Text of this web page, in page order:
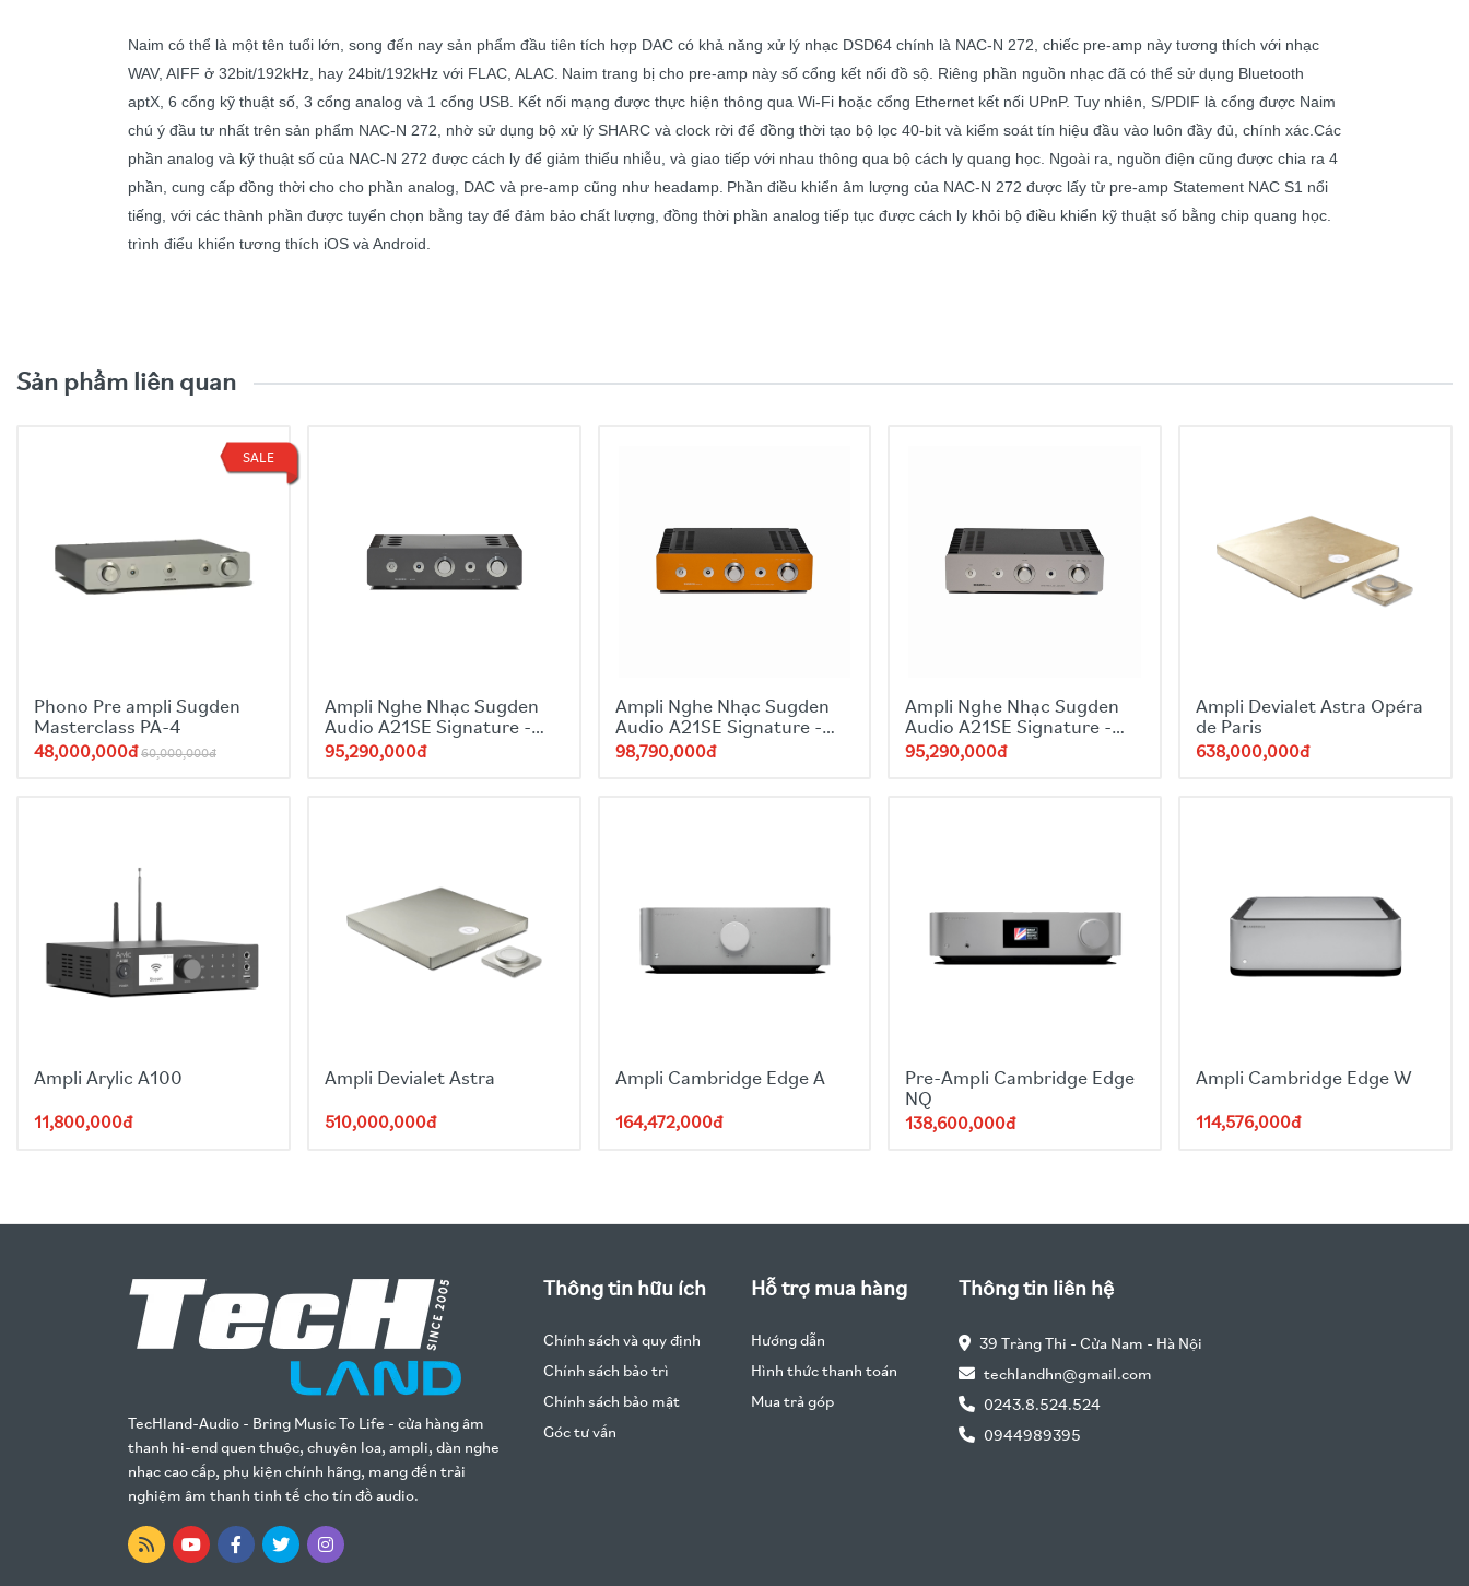
Naim có thể là một tên tuổi lớn, song đến nay sản phẩm đầu tiên tích hợp DAC có khả năng xử lý nhạc DSD64 chính là NAC-N 272, chiếc pre-amp này tương thích với nhạc
WAV, AIFF ở 32bit/192kHz, hay 24bit/192kHz với FLAC, ALAC. Naim trang bị cho pre-amp này số cổng kết nối đồ sộ. Riêng phần nguồn nhạc đã có thể sử dụng Bluetooth
aptX, 6 cổng kỹ thuật số, 3 cổng analog và 1 cổng USB. Kết nối mạng được thực hiện thông qua Wi-Fi hoặc cổng Ethernet kết nối UPnP. Tuy nhiên, S/PDIF là cổng được Naim
chú ý đầu tư nhất trên sản phẩm NAC-N 272, nhờ sử dụng bộ xử lý SHARC và clock rời để đồng thời tạo bộ lọc 40-bit và kiểm soát tín hiệu đầu vào luôn đầy đủ, chính xác.Các
phần analog và kỹ thuật số của NAC-N 272 được cách ly để giảm thiểu nhiễu, và giao tiếp với nhau thông qua bộ cách ly quang học. Ngoài ra, nguồn điện cũng được chia ra 4
phần, cung cấp đồng thời cho cho phần analog, DAC và pre-amp cũng như headamp. Phần điều khiển âm lượng của NAC-N 272 được lấy từ pre-amp Statement NAC S1 nổi
tiếng, với các thành phần được tuyển chọn bằng tay để đảm bảo chất lượng, đồng thời phần analog tiếp tục được cách ly khỏi bộ điều khiển kỹ thuật số bằng chip quang học.
trình điểu khiển tương thích iOS và Android.
Kết nối không dây : Wifi. Bluetooth aptX, UPnP
DAC : 24-32bits/192kHz
Kích thước : 87 x 432 x 314mm
Sản phẩm liên quan
SALE
Phono Pre ampli Sugden
Masterclass PA-4
48,000,000đ 60,000,000đ
Ampli Nghe Nhạc Sugden
Audio A21SE Signature -
Gray
95,290,000đ
Ampli Nghe Nhạc Sugden
Audio A21SE Signature -
Orange
98,790,000đ
Ampli Nghe Nhạc Sugden
Audio A21SE Signature -
Titan
95,290,000đ
Ampli Devialet Astra Opéra
de Paris
638,000,000đ
Ampli Arylic A100
11,800,000đ
Ampli Devialet Astra
510,000,000đ
Ampli Cambridge Edge A
164,472,000đ
Pre-Ampli Cambridge Edge
NQ
138,600,000đ
Ampli Cambridge Edge W
114,576,000đ
TecHland-Audio - Bring Music To Life - cửa hàng âm
thanh hi-end quen thuộc, chuyên loa, ampli, dàn nghe
nhạc cao cấp, phụ kiện chính hãng, mang đến trải
nghiệm âm thanh tinh tế cho tín đồ audio.
Thông tin hữu ích
Chính sách và quy định
Chính sách bảo trì
Chính sách bảo mật
Góc tư vấn
Hỗ trợ mua hàng
Hướng dẫn
Hình thức thanh toán
Mua trả góp
Thông tin liên hệ
39 Tràng Thi - Cửa Nam - Hà Nội
techlandhn@gmail.com
0243.8.524.524
0944989395